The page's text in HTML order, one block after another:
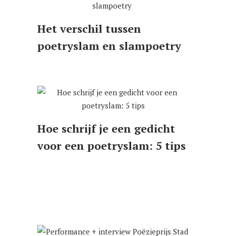
Het verschil tussen
poetryslam en slampoetry
Hoe schrijf je een gedicht
voor een poetryslam: 5 tips